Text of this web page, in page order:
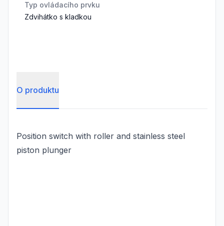
Typ ovládacího prvku
Zdvihátko s kladkou
O produktu
Position switch with roller and stainless steel
piston plunger